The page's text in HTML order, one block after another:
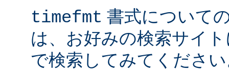
timefmt 書式について
は、お好みの検索サイ
で検索してみてくださ